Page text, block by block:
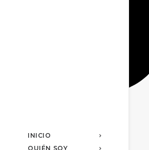
INICIO
QUIÉN SOY